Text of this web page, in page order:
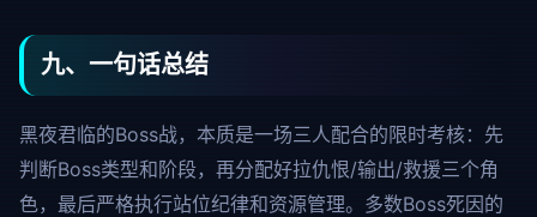
九、一句话总结
黑夜君临的Boss战，本质是一场三人配合的限时考核：先
判断Boss类型和阶段，再分配好拉仇恨/输出/救援三个角
色，最后严格执行站位纪律和资源管理。多数Boss死因的